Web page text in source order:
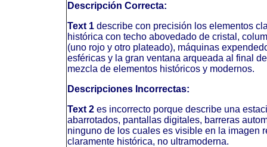
Descripción Correcta:
Text 1 describe con precisión los elementos
histórica con techo abovedado de cristal,
(uno rojo y otro plateado), máquinas
esféricas y la gran ventana arqueada al final
mezcla de elementos históricos y modernos.
Descripciones Incorrectas:
Text 2 es incorrecto porque describe una
abarrotados, pantallas digitales, barreras
ninguno de los cuales es visible en la imagen
claramente histórica, no ultramoderna.